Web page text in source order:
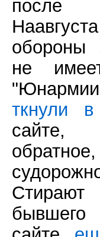
после
обороны
не
ткнули
сайте,